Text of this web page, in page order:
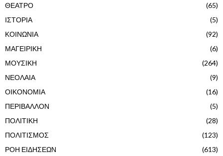
ΘΕΑΤΡΟ
(65)
ΙΣΤΟΡΙΑ
(5)
ΚΟΙΝΩΝΙΑ
(92)
ΜΑΓΕΙΡΙΚΗ
(6)
ΜΟΥΣΙΚΗ
(264)
ΝΕΟΛΑΙΑ
(9)
ΟΙΚΟΝΟΜΙΑ
(16)
ΠΕΡΙΒΑΛΛΟΝ
(5)
ΠΟΛΙΤΙΚΗ
(28)
ΠΟΛΙΤΙΣΜΟΣ
(123)
ΡΟΗ ΕΙΔΗΣΕΩΝ
(613)